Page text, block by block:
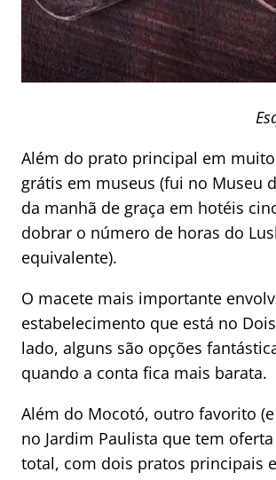
Além do prato principal em
grátis em museus (fui no Museu
da manhã de graça em hotéis
dobrar o número de horas do
equivalente).
O macete mais importante
estabelecimento que está no
lado, alguns são opções
quando a conta fica mais barata.
Além do Mocotó, outro favorito
no Jardim Paulista que tem
total, com dois pratos principais